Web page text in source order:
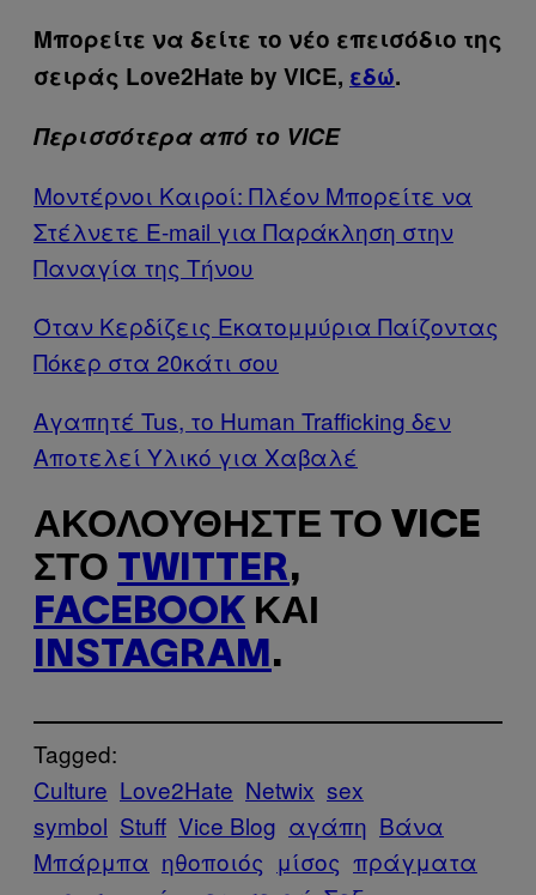
Μπορείτε να δείτε το νέο επεισόδιο της
σειράς Love2Hate by VICE, εδώ.
Περισσότερα από το VICE
Μοντέρνοι Καιροί: Πλέον Μπορείτε να
Στέλνετε E-mail για Παράκληση στην
Παναγία της Τήνου
Όταν Κερδίζεις Εκατομμύρια Παίζοντας
Πόκερ στα 20κάτι σου
Αγαπητέ Tus, το Human Trafficking δεν
Αποτελεί Υλικό για Χαβαλέ
ΑΚΟΛΟΥΘΉΣΤΕ ΤΟ VICE
ΣΤΟ TWITTER,
FACEBOOK ΚΑΙ
INSTAGRAM .
Tagged:
Culture Love2Hate Netwix sex
symbol Stuff Vice Blog αγάπη Βάνα
Μπάρμπα ηθοποιός μίσος πράγματα